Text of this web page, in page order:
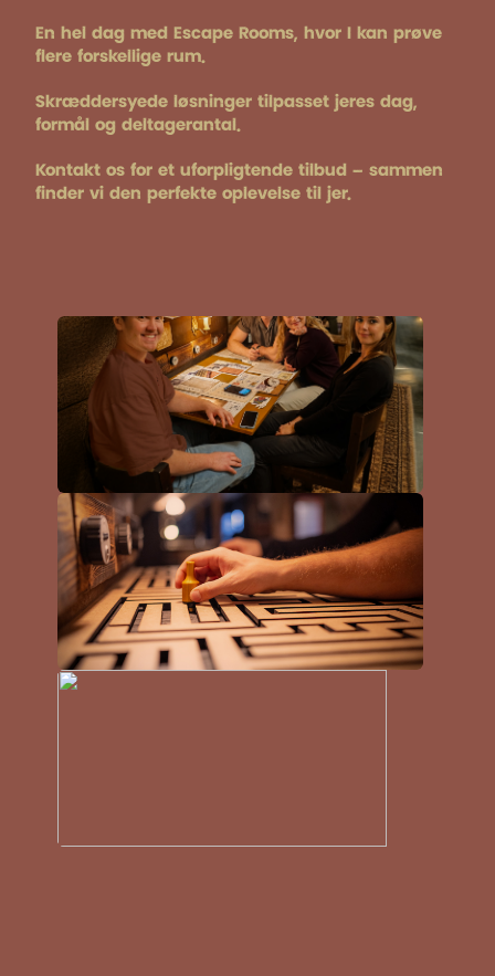
En hel dag med Escape Rooms, hvor I kan prøve
flere forskellige rum.
Skræddersyede løsninger tilpasset jeres dag,
formål og deltagerantal.
Kontakt os for et uforpligtende tilbud – sammen
finder vi den perfekte oplevelse til jer.